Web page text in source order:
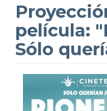
película:
Sólo